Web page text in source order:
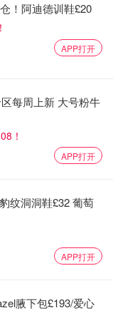
是我从小喝到大
！阿迪德训鞋£20
APP打开
每周上新 大号粉牛
！
APP打开
纹洞洞鞋£32 葡萄
APP打开
腋下包£193/爱心